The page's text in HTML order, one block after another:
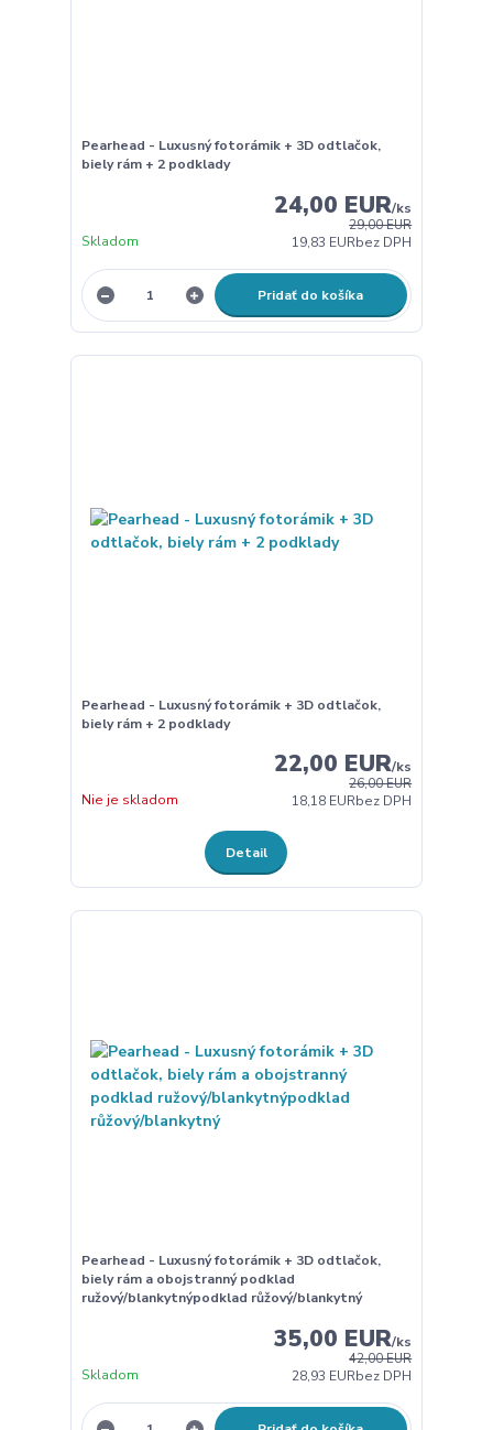
Pearhead - Luxusný fotorámik + 3D odtlačok,
biely rám + 2 podklady
29,00 EUR
24,00 EUR/ks
19,83 EURbez DPH
Skladom
Pridať do košíka
Pearhead - Luxusný fotorámik + 3D odtlačok,
biely rám + 2 podklady
26,00 EUR
22,00 EUR/ks
18,18 EURbez DPH
Nie je skladom
Detail
Pearhead - Luxusný fotorámik + 3D odtlačok,
biely rám a obojstranný podklad
ružový/blankytnýpodklad růžový/blankytný
42,00 EUR
35,00 EUR/ks
28,93 EURbez DPH
Skladom